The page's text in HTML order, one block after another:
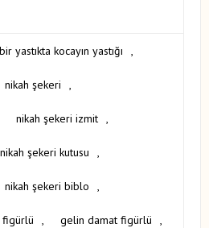
bir yastıkta kocayın yastığı ,
nikah şekeri ,
nikah şekeri izmit ,
nikah şekeri kutusu ,
nikah şekeri biblo ,
figürlü , gelin damat figürlü ,